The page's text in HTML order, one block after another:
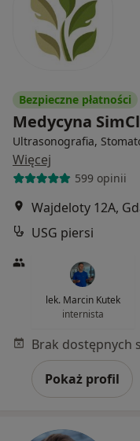
Bezpieczne płatności
Medycyna
Ultrasonografia,
Więcej
599 opinii
Wajdeloty 12A,
USG piersi
lek. Marcin Kutek
internista
Pokaż profil